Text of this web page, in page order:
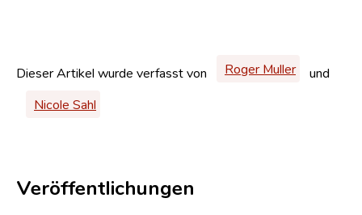
Dieser Artikel wurde verfasst von Roger Muller
und
Nicole Sahl
Veröffentlichungen